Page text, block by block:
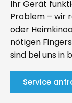
Ihr Gerät
Problem – wir
oder
nötigen
sind bei uns in
Service